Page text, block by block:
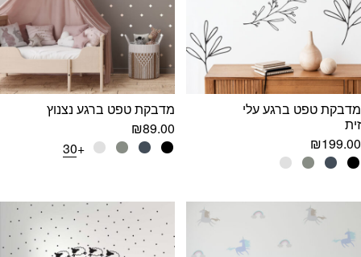
מדבקת טפט ברגע עלי
זית
₪199.00
מדבקת טפט ברגע נצנוץ
₪89.00
+30